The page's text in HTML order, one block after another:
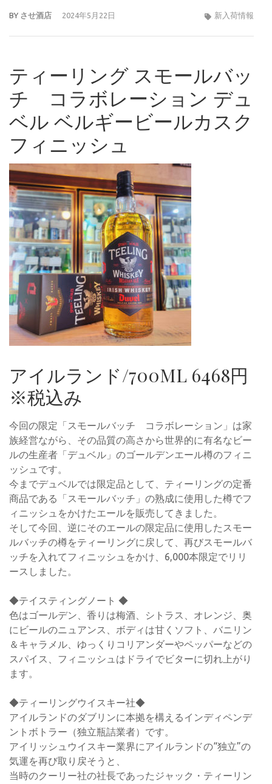
BY させ酒店 2024年5月22日 新入荷情報
ティーリング スモールバッ
チ コラボレーション デュ
ベル ベルギービールカスク
フィニッシュ
アイルランド/700ML 6468円
※税込み
今回の限定「スモールバッチ コラボレーション」は家
族経営ながら、その品質の高さから世界的に有名なビー
ルの生産者「デュベル」のゴールデンエール樽のフィニ
ッシュです。
今までデュベルでは限定品として、ティーリングの定番
商品である「スモールバッチ」の熟成に使用した樽でフ
ィニッシュをかけたエールを販売してきました。
そして今回、逆にそのエールの限定品に使用したスモー
ルバッチの樽をティーリングに戻して、再びスモールバ
ッチを入れてフィニッシュをかけ、6,000本限定でリリ
ースしました。
◆テイスティングノート ◆
色はゴールデン、香りは梅酒、シトラス、オレンジ、奥
にビールのニュアンス、ボディは甘くソフト、バニリン
＆キャラメル、ゆっくりコリアンダーやペッパーなどの
スパイス、フィニッシュはドライでビターに切れ上がり
ます。
◆ティーリングウイスキー社◆
アイルランドのダブリンに本拠を構えるインディペンデ
ントボトラー（独立瓶詰業者）です。
アイリッシュウイスキー業界にアイルランドの“独立”の
気運を再び取り戻そうと、
当時のクーリー社の社長であったジャック・ティーリン